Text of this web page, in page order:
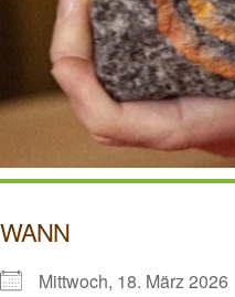
WANN
Mittwoch, 18. März 2026